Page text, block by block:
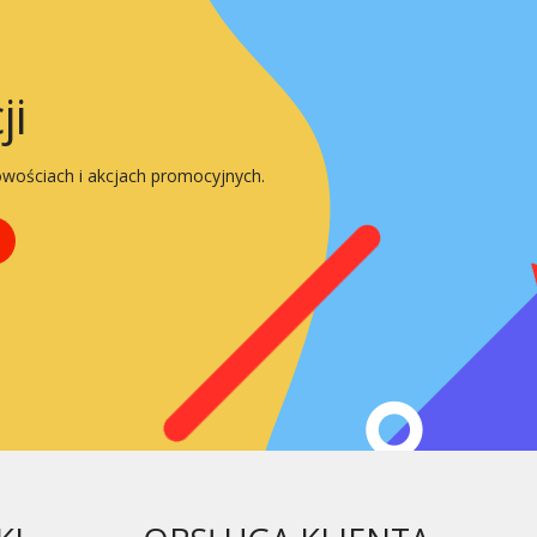
i akcjach promocyjnych.